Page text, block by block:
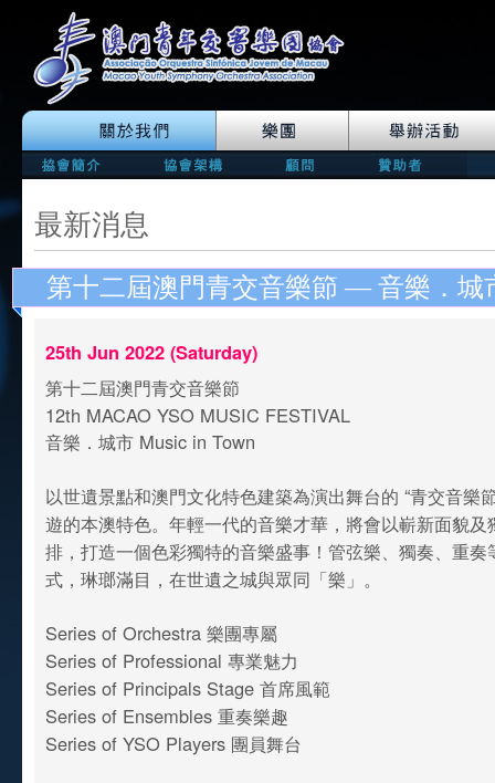
最新消息
第十二屆澳門青交音樂節 — 音樂．城
25th Jun 2022 (Saturday)
第十二屆澳門青交音樂節
12th MACAO YSO MUSIC FESTIVAL
音樂．城市 Music in Town
以世遺景點和澳門文化特色建築為演出舞台的 “青交音樂
遊的本澳特色。年輕一代的音樂才華，將會以嶄新面貌及
排，打造一個色彩獨特的音樂盛事！管弦樂、獨奏、重奏
式，琳瑯滿目，在世遺之城與眾同「樂」。
Series of Orchestra 樂團專屬
Series of Professional 專業魅力
Series of Principals Stage 首席風範
Series of Ensembles 重奏樂趣
Series of YSO Players 團員舞台